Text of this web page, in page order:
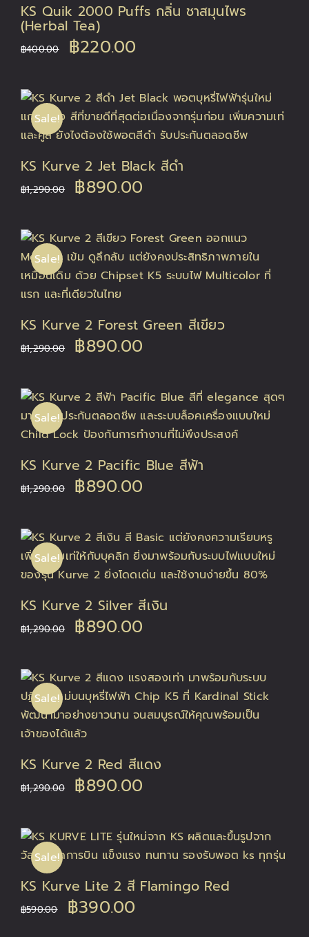
KS Quik 2000 Puffs กลิ่น ชาสมุนไพร
(Herbal Tea)
฿400.00
Original
was:
฿400.00.
฿220.00
is:
฿220.00.
Sale!
KS Kurve 2 Jet Black สีดำ
฿1,290.00
Original
was:
฿1,290.00.
฿890.00
is:
฿890.00.
Sale!
KS Kurve 2 Forest Green สีเขียว
฿1,290.00
Original
was:
฿1,290.00.
฿890.00
is:
฿890.00.
Sale!
KS Kurve 2 Pacific Blue สีฟ้า
฿1,290.00
Original
was:
฿1,290.00.
฿890.00
is:
฿890.00.
Sale!
KS Kurve 2 Silver สีเงิน
฿1,290.00
Original
was:
฿1,290.00.
฿890.00
is:
฿890.00.
Sale!
KS Kurve 2 Red สีแดง
฿1,290.00
Original
was:
฿890.00
is:
Sale!
KS Kurve Lite 2 สี Flamingo Red
฿590.00
Original
฿390.00